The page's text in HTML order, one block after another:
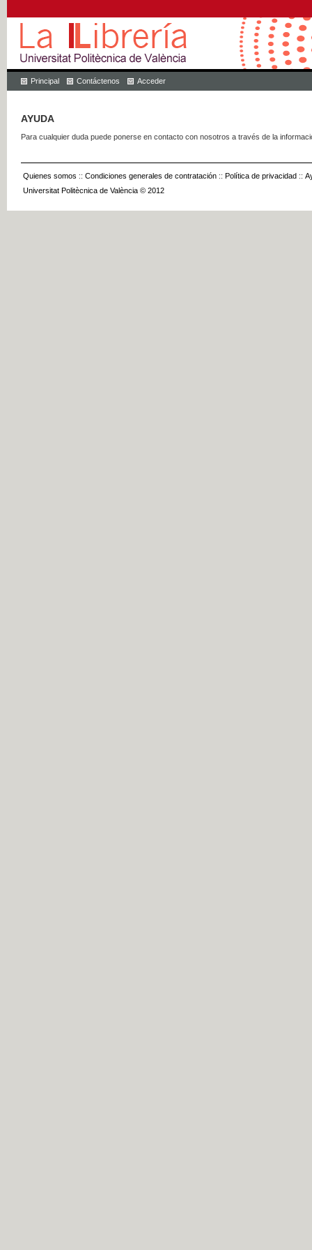
Principal Contáctenos Acceder
AYUDA
Para cualquier duda puede ponerse en contacto con nosotros a través de la
Quienes somos :: Condiciones generales de contratación :: Política de privacidad ::
Universitat Politècnica de València © 2012